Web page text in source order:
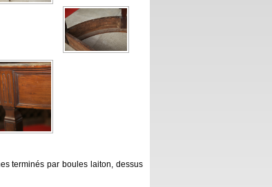
terminés par boules laiton, dessus